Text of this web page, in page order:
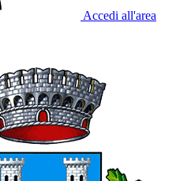
Accedi all'area